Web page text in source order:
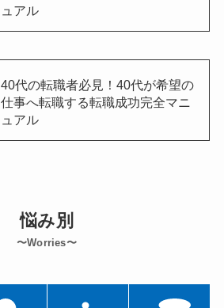
ュアル
40代の転職者必見！40代が希望の
仕事へ転職する転職成功完全マニ
ュアル
悩み別
〜Worries〜